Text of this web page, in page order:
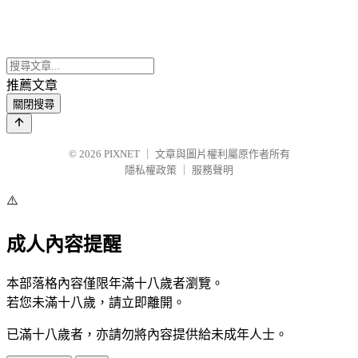
推薦文章
關閉搜尋
© 2026 PIXNET
文章與圖片權利屬原作者所有
隱私權政策
服務聲明
⚠️
成人內容提醒
本部落格內容僅限年滿十八歲者瀏覽。
若您未滿十八歲，請立即離開。
已滿十八歲者，亦請勿將內容提供給未成年人士。